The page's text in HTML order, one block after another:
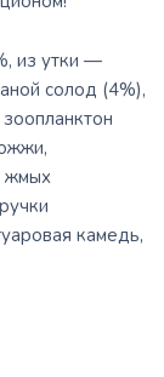
из утки —
солод (4%),
жмых
камедь,